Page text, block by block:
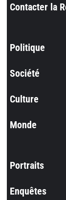
Contacter la
Politique
Société
Culture
Monde
Portraits
Enquêtes